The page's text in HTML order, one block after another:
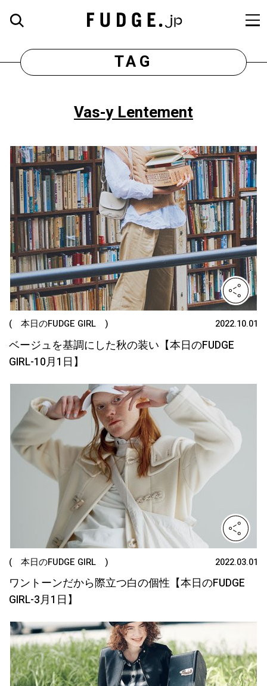
TAG
Vas-y Lentement
( 本日のFUDGE GIRL ) 2022.10.01
ベージュを基調にした秋の装い【本日のFUDGE
GIRL-10月1日】
( 本日のFUDGE GIRL ) 2022.03.01
ワントーンだから際立つ白の個性【本日のFUDGE
GIRL-3月1日】